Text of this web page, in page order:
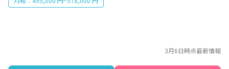
3月6日時点最新情報